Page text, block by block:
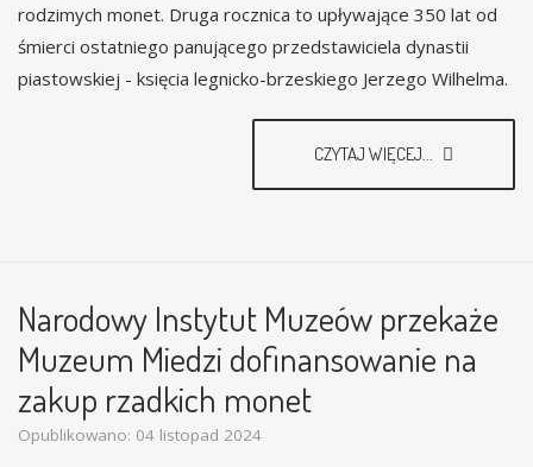
rodzimych monet. Druga rocznica to upływające 350 lat od
śmierci ostatniego panującego przedstawiciela dynastii
piastowskiej - księcia legnicko-brzeskiego Jerzego Wilhelma.
CZYTAJ WIĘCEJ...
Narodowy Instytut Muzeów przekaże
Muzeum Miedzi dofinansowanie na
zakup rzadkich monet
Opublikowano: 04 listopad 2024